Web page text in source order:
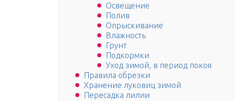
Освещение
Полив
Опрыскивание
Влажность
Грунт
Подкормки
Уход зимой, в период покоя
Правила обрезки
Хранение луковиц зимой
Пересадка лилии